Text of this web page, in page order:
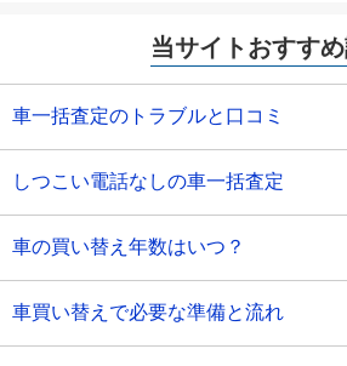
当サイトおすす
車一括査定のトラブルと口コミ
しつこい電話なしの車一括査定
車の買い替え年数はいつ？
車買い替えで必要な準備と流れ